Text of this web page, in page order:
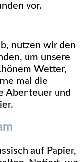
vor.
nutzen wir den
um unsere
Wetter,
mal die
Abenteuer und
auf Papier,